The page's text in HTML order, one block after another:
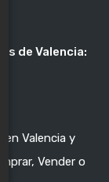
de Valencia:
en Valencia y
Vender o